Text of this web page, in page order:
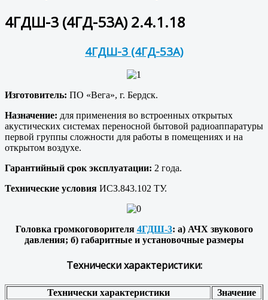
4ГДШ-3 (4ГД-53А) 2.4.1.18
4ГДШ-3 (4ГД-53А)
Изготовитель: ПО «Вега», г. Бердск.
Назначение: для применения во встроенных открытых
акустических системах переносной бытовой радиоаппаратуры
первой группы сложности для работы в помещениях и на
открытом воздухе.
Гарантийный срок эксплуатации: 2 года.
Технические условия ИСЗ.843.102 ТУ.
Головка громкоговорителя 4ГДШ-3: a) АЧХ звукового
давления; б) габаритные и установочные размеры
Технически характеристики:
Технически характеристики
Значение